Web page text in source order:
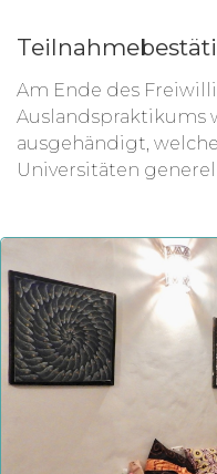
Am Ende des
Auslandspraktikums
ausgehändigt,
Universitäten